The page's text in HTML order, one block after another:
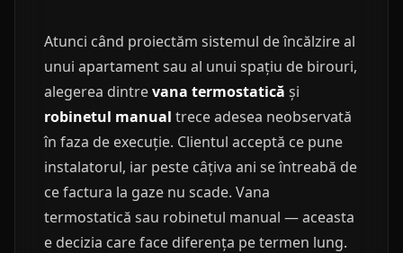
Atunci când proiectăm sistemul de încălzire al
unui apartament sau al unui spațiu de birouri,
alegerea dintrevana termostatică și
robinetul manual trece adesea neobservată
în faza de execuție. Clientul acceptă ce pune
instalatorul, iar peste câțiva ani se întreabă de
ce factura la gaze nu scade. Vana
termostatică sau robinetul manual — aceasta
e decizia care face diferența pe termen lung.